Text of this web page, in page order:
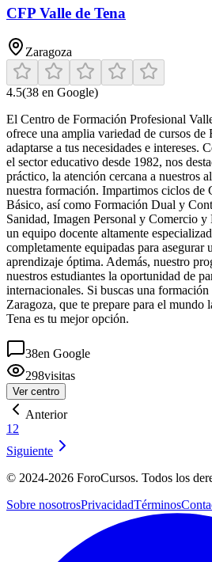
CFP Valle de Tena
Zaragoza
4.5(38 en Google)
El Centro de Formación Profesional
ofrece una amplia variedad de cursos de
adaptarse a tus necesidades e intereses.
el sector educativo desde 1982, nos
práctico, la atención cercana a nuestros
nuestra formación. Impartimos ciclos de
Básico, así como Formación Dual y
Sanidad, Imagen Personal y Comercio
un equipo docente altamente
completamente equipadas para asegurar
aprendizaje óptima. Además, nuestro
nuestros estudiantes la oportunidad de
internacionales. Si buscas una
Zaragoza, que te prepare para el mundo
Tena es tu mejor opción.
38en Google
298visitas
Ver centro
Anterior
1 2
Siguiente
© 2024-2026 ForoCursos. Todos los
Sobre nosotrosPrivacidadTérminos